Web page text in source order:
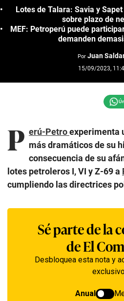
Lotes de Talara: Savia y
sobre plazo de
MEF: Petroperú puede
demanden
Por Juan
15/09/2023,
P erú-Petroexperimenta
más dramáticos de su
consecuencia de su
lotes petroleros I, VI y Z-69 a
cumpliendo las directrices